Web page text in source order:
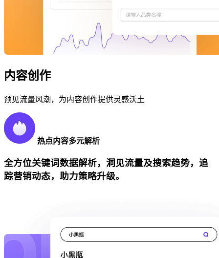
内容创作
预见流量风潮，为内容创作提供灵感沃土
热点内容多元解析
全方位关键词数据解析，洞见流量及搜索趋势，追
踪营销动态，助力策略升级。